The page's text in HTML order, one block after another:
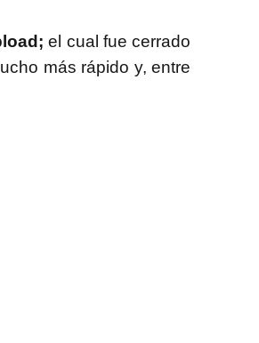
el cual fue cerrado
más rápido y, entre